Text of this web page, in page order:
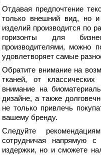
Отдавая предпочтение
только внешний вид, но и
изделий производится по
горизонты для
производителями, можно
удовлетворяет самые
Обратите внимание на
тканей, от
внимание на
дизайне, а также
не только привлечь
вашему бренду.
Следуйте
сотрудничая напрямую
издержки, но и сможете